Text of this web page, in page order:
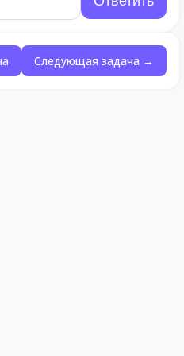
Следующая задача →